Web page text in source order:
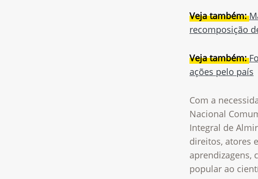
Veja também:
recomposição
Veja também:
ações pelo país
Com a
Nacional
Integral de
direitos, atores
aprendizagens,
popular ao